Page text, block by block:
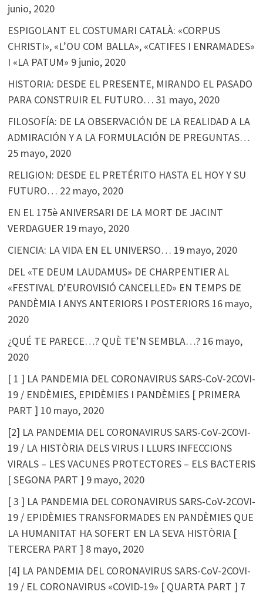
junio, 2020
ESPIGOLANT EL COSTUMARI CATALÀ: «CORPUS
CHRISTI», «L’OU COM BALLA», «CATIFES I ENRAMADES»
I «LA PATUM» 9 junio, 2020
HISTORIA: DESDE EL PRESENTE, MIRANDO EL PASADO
PARA CONSTRUIR EL FUTURO… 31 mayo, 2020
FILOSOFÍA: DE LA OBSERVACIÓN DE LA REALIDAD A LA
ADMIRACIÓN Y A LA FORMULACIÓN DE PREGUNTAS…
25 mayo, 2020
RELIGION: DESDE EL PRETÉRITO HASTA EL HOY Y SU
FUTURO… 22 mayo, 2020
EN EL 175è ANIVERSARI DE LA MORT DE JACINT
VERDAGUER 19 mayo, 2020
CIENCIA: LA VIDA EN EL UNIVERSO… 19 mayo, 2020
DEL «TE DEUM LAUDAMUS» DE CHARPENTIER AL
«FESTIVAL D’EUROVISIÓ CANCELLED» EN TEMPS DE
PANDÈMIA I ANYS ANTERIORS I POSTERIORS 16 mayo,
2020
¿QUÉ TE PARECE…? QUÈ TE’N SEMBLA…? 16 mayo,
2020
[ 1 ] LA PANDEMIA DEL CORONAVIRUS SARS-CoV-2COVI-
19 / ENDÈMIES, EPIDÈMIES I PANDÈMIES [ PRIMERA
PART ] 10 mayo, 2020
[2] LA PANDEMIA DEL CORONAVIRUS SARS-CoV-2COVI-
19 / LA HISTÒRIA DELS VIRUS I LLURS INFECCIONS
VIRALS – LES VACUNES PROTECTORES – ELS BACTERIS
[ SEGONA PART ] 9 mayo, 2020
[ 3 ] LA PANDEMIA DEL CORONAVIRUS SARS-CoV-2COVI-
19 / EPIDÈMIES TRANSFORMADES EN PANDÈMIES QUE
LA HUMANITAT HA SOFERT EN LA SEVA HISTÒRIA [
TERCERA PART ] 8 mayo, 2020
[4] LA PANDEMIA DEL CORONAVIRUS SARS-CoV-2COVI-
19 / EL CORONAVIRUS «COVID-19» [ QUARTA PART ] 7